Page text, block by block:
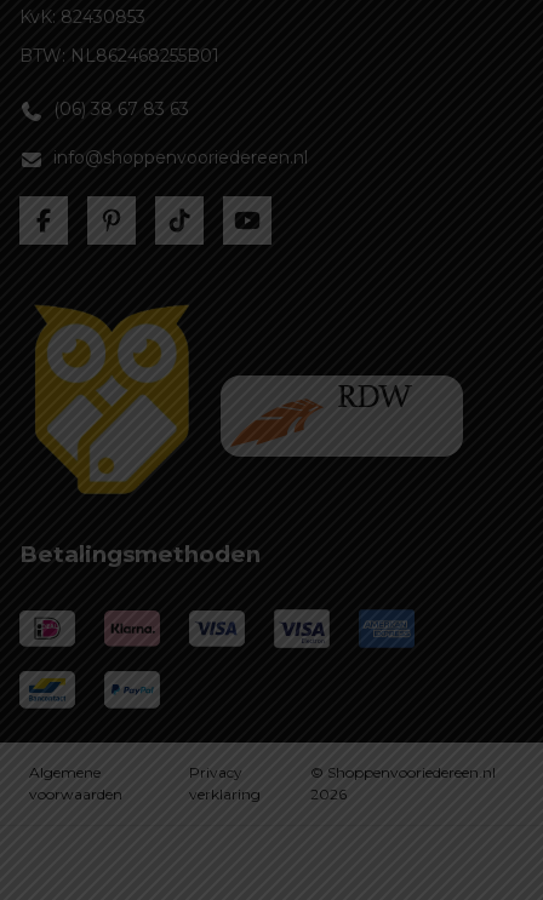
KvK: 82430853
BTW: NL862468255B01
(06) 38 67 83 63
info@shoppenvooriedereen.nl
Betalingsmethoden
Algemene
voorwaarden
Privacy
verklaring
© Shoppenvooriedereen.nl
2026